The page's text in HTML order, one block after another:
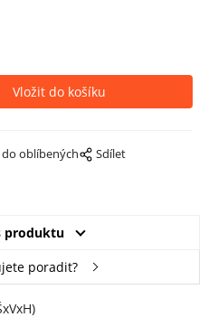
oblíbených Sdílet
produktu
poradit?